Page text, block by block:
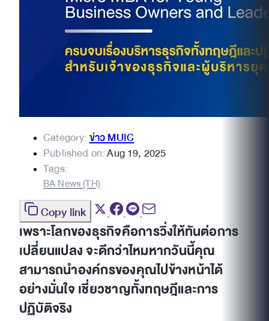
Category:ข่าว MUIC
Published on:Aug 19, 2025
Tags:
BA News (TH)
Copy link
เพราะโลกของธุรกิจคือการวิ่งให้ทันต่อการ
เปลี่ยนแปลง จะดีกว่าไหมหากวันนี้คุณ
สามารถนำองค์กรของคุณไปข้างหน้าได้
อย่างมั่นใจ เชี่ยวชาญทั้งทฤษฎีและการ
ปฏิบัติจริง